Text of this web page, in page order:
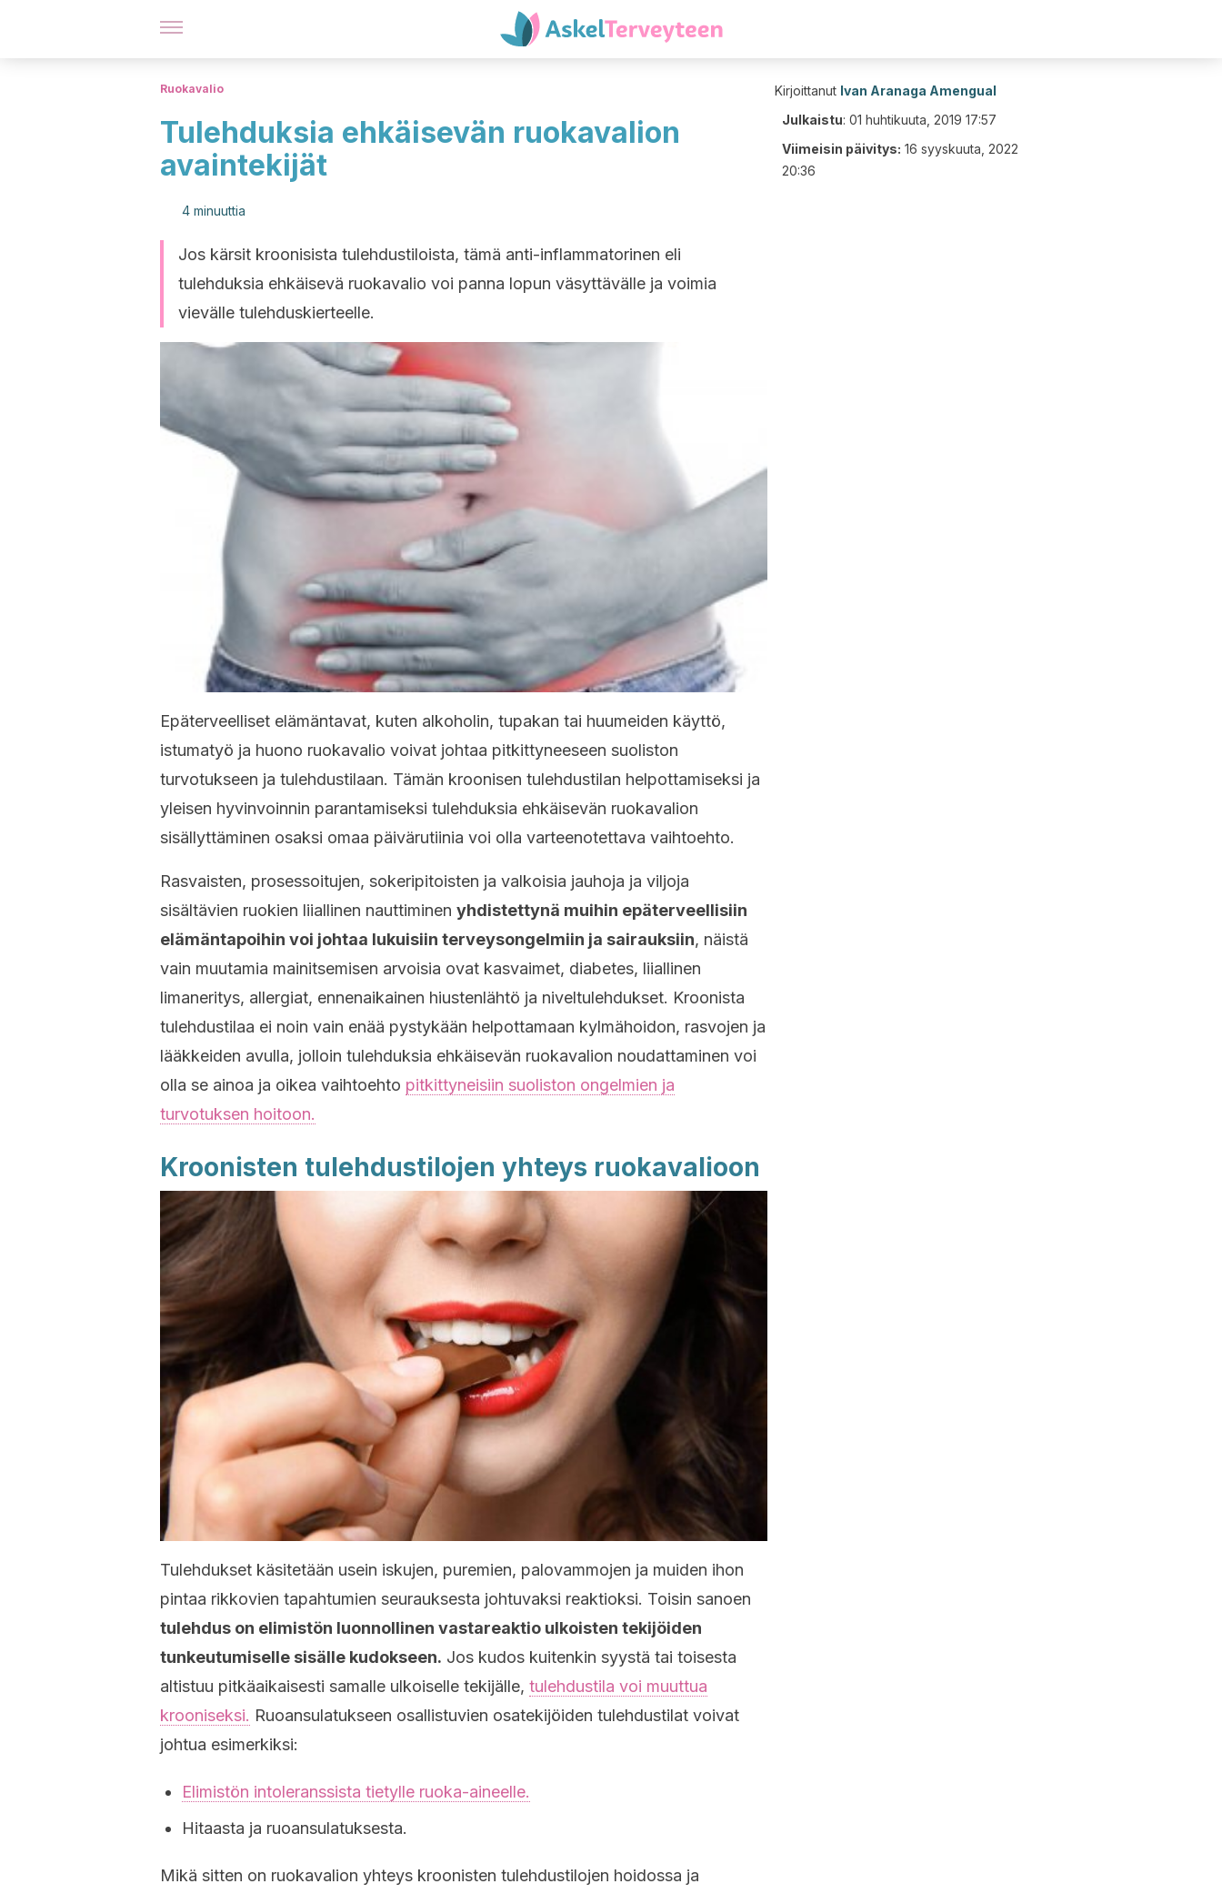
Ruokavalio
Tulehduksia ehkäisevän ruokavalion
avaintekijät
4 minuuttia
Jos kärsit kroonisista tulehdustiloista, tämä anti-inflammatorinen eli
tulehduksia ehkäisevä ruokavalio voi panna lopun väsyttävälle ja voimia
vievälle tulehduskierteelle.
Epäterveelliset elämäntavat, kuten alkoholin, tupakan tai huumeiden käyttö,
istumatyö ja huono ruokavalio voivat johtaa pitkittyneeseen suoliston
turvotukseen ja tulehdustilaan. Tämän kroonisen tulehdustilan helpottamiseksi ja
yleisen hyvinvoinnin parantamiseksi tulehduksia ehkäisevän ruokavalion
sisällyttäminen osaksi omaa päivärutiinia voi olla varteenotettava vaihtoehto.
Rasvaisten, prosessoitujen, sokeripitoisten ja valkoisia jauhoja ja viljoja
sisältävien ruokien liiallinen nauttiminen yhdistettynä muihin epäterveellisiin
elämäntapoihin voi johtaa lukuisiin terveysongelmiin ja sairauksiin, näistä
vain muutamia mainitsemisen arvoisia ovat kasvaimet, diabetes, liiallinen
limaneritys, allergiat, ennenaikainen hiustenlähtö ja niveltulehdukset. Kroonista
tulehdustilaa ei noin vain enää pystykään helpottamaan kylmähoidon, rasvojen ja
lääkkeiden avulla, jolloin tulehduksia ehkäisevän ruokavalion noudattaminen voi
olla se ainoa ja oikea vaihtoehto pitkittyneisiin suoliston ongelmien ja
turvotuksen hoitoon.
Kroonisten tulehdustilojen yhteys ruokavalioon
Tulehdukset käsitetään usein iskujen, puremien, palovammojen ja muiden ihon
pintaa rikkovien tapahtumien seurauksesta johtuvaksi reaktioksi. Toisin sanoen
tulehdus on elimistön luonnollinen vastareaktio ulkoisten tekijöiden
tunkeutumiselle sisälle kudokseen. Jos kudos kuitenkin syystä tai toisesta
altistuu pitkäaikaisesti samalle ulkoiselle tekijälle, tulehdustila voi muuttua
krooniseksi. Ruoansulatukseen osallistuvien osatekijöiden tulehdustilat voivat
johtua esimerkiksi:
Elimistön intoleranssista tietylle ruoka-aineelle.
Hitaasta ja ruoansulatuksesta.
Mikä sitten on ruokavalion yhteys kroonisten tulehdustilojen hoidossa ja
Kirjoittanut Ivan Aranaga Amengual
Julkaistu: 01 huhtikuuta, 2019 17:57
Viimeisin päivitys: 16 syyskuuta, 2022
20:36